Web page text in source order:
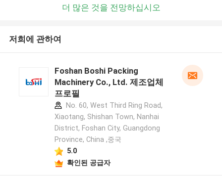
더 많은 것을 전망하십시오
저희에 관하여
Foshan Boshi Packing
Machinery Co., Ltd. 제조업체
프로필
No. 60, West Third Ring Road,
Xiaotang, Shishan Town, Nanhai
District, Foshan City, Guangdong
Province, China ,중국
5.0
확인된 공급자